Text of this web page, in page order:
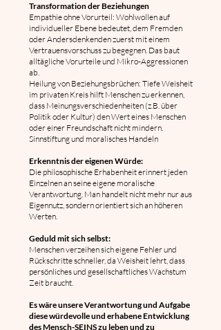
Transformation der Beziehungen
Empathie ohne Vorurteil: Wohlwollen auf
individueller Ebene bedeutet, dem Fremden
oder Andersdenkenden zuerst mit einem
Vertrauensvorschuss zu begegnen. Das baut
alltägliche Vorurteile und Mikro-Aggressionen
ab.
Heilung von Beziehungsbrüchen: Tiefe Weisheit
im privaten Kreis hilft Menschen zu erkennen,
dass Meinungsverschiedenheiten (z.B. über
Politik oder Kultur) den Wert eines Menschen
oder einer Freundschaft nicht mindern.
Sinnstiftung und moralisches Handeln
Erkenntnis der eigenen Würde:
Die philosophische Erhabenheit erinnert jeden
Einzelnen an seine eigene moralische
Verantwortung. Man handelt nicht mehr nur aus
Eigennutz, sondern orientiert sich an höheren
Werten.
Geduld mit sich selbst:
Menschen verzeihen sich eigene Fehler und
Rückschritte schneller, da Weisheit lehrt, dass
persönliches und gesellschaftliches Wachstum
Zeit braucht.
Es wäre unsere Verantwortung und Aufgabe
diese würdevolle und erhabene Entwicklung
des Mensch-SEINS zu leben und zu